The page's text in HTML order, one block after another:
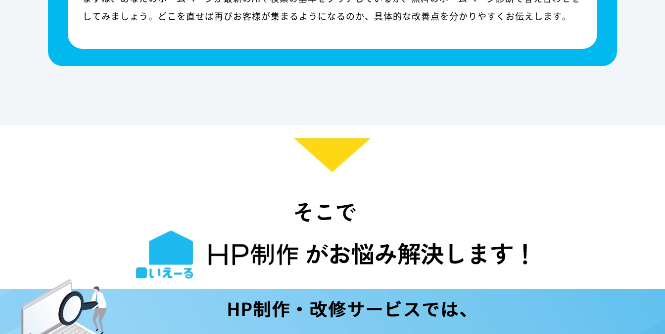
してみましょう。どこを直せば再びお客様が集まるようになるのか、具体的な改善点を分かりやすくお伝えします。